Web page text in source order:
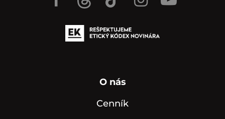
O nás
Cenník